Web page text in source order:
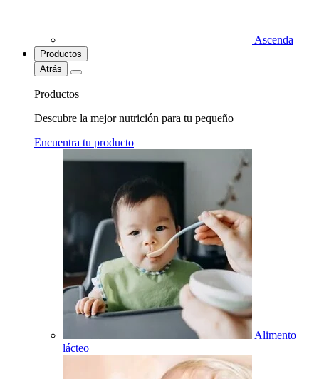
Ascenda
Productos
Atrás
Productos
Descubre la mejor nutrición para tu pequeño
Encuentra tu producto
Alimento
lácteo